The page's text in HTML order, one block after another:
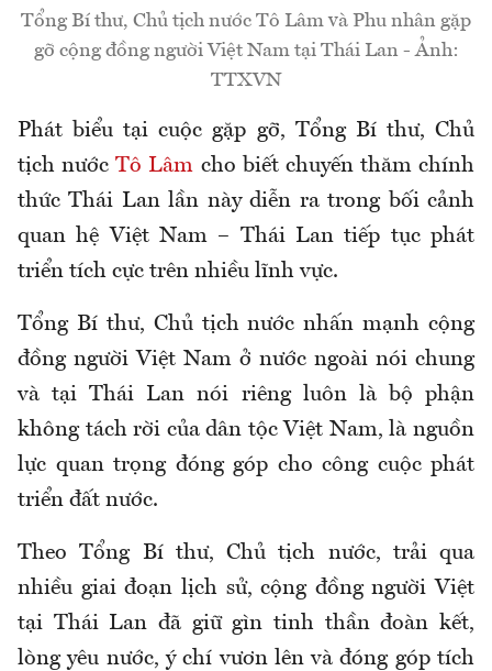
Tổng Bí thư, Chủ tịch nước Tô Lâm và Phu nhân gặp
gỡ cộng đồng người Việt Nam tại Thái Lan - Ảnh:
TTXVN
Phát biểu tại cuộc gặp gỡ, Tổng Bí thư, Chủ
tịch nướcTô Lâm cho biết chuyến thăm chính
thức Thái Lan lần này diễn ra trong bối cảnh
quan hệ Việt Nam – Thái Lan tiếp tục phát
triển tích cực trên nhiều lĩnh vực.
Tổng Bí thư, Chủ tịch nước nhấn mạnh cộng
đồng người Việt Nam ở nước ngoài nói chung
và tại Thái Lan nói riêng luôn là bộ phận
không tách rời của dân tộc Việt Nam, là nguồn
lực quan trọng đóng góp cho công cuộc phát
triển đất nước.
Theo Tổng Bí thư, Chủ tịch nước, trải qua
nhiều giai đoạn lịch sử, cộng đồng người Việt
tại Thái Lan đã giữ gìn tinh thần đoàn kết,
lòng yêu nước, ý chí vươn lên và đóng góp tích